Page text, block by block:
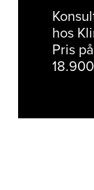
hos
Pris